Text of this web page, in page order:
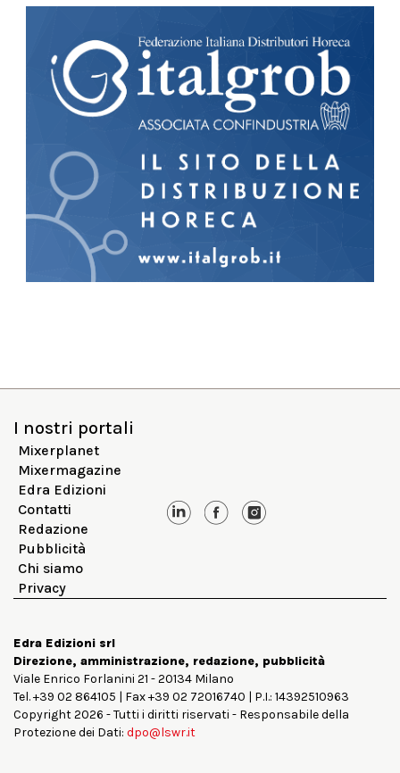
I nostri portali
Mixerplanet
Mixermagazine
Edra Edizioni
Contatti
Redazione
Pubblicità
Chi siamo
Privacy
Edra Edizioni srl
Direzione, amministrazione, redazione, pubblicità
Viale Enrico Forlanini 21 - 20134 Milano
Tel. +39 02 864105 | Fax +39 02 72016740 | P.I.: 14392510963
Copyright 2026 - Tutti i diritti riservati - Responsabile della
Protezione dei Dati: dpo@lswr.it